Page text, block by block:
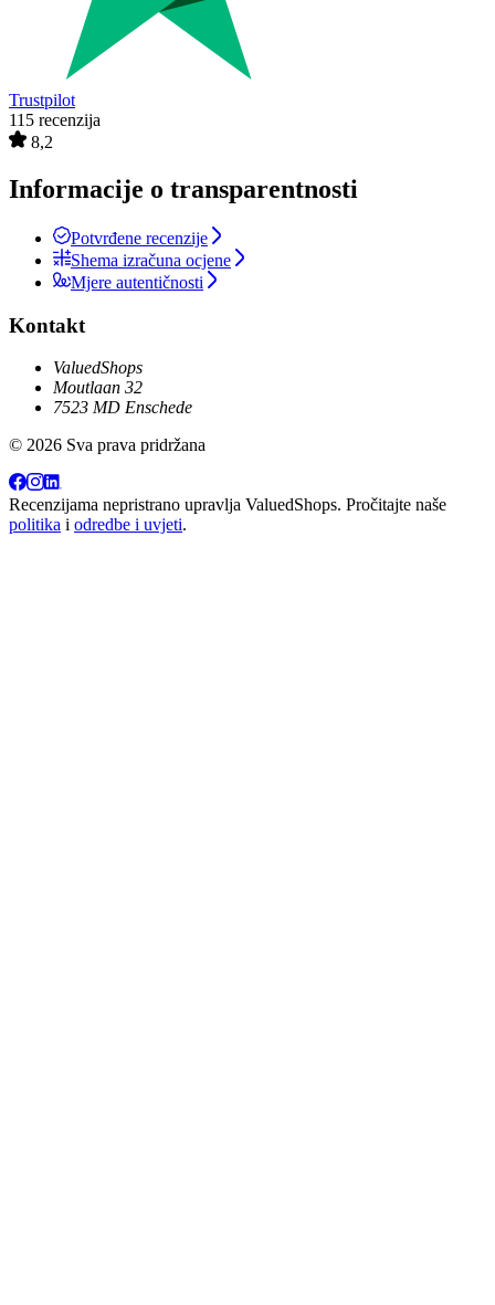
Trustpilot
115 recenzija
8,2
Informacije o transparentnosti
Potvrđene recenzije
Shema izračuna ocjene
Mjere autentičnosti
Kontakt
ValuedShops
Moutlaan 32
7523 MD Enschede
© 2026 Sva prava pridržana
Recenzijama nepristrano upravlja ValuedShops. Pročitajte naše
politika i odredbe i uvjeti.